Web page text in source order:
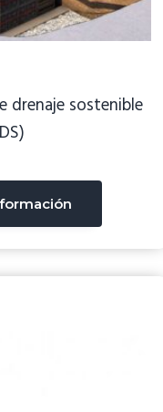
drenaje sostenible